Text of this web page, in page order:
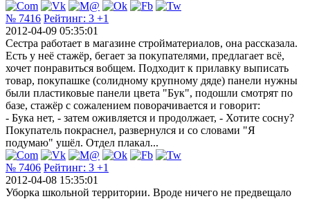
№ 7416 Рейтинг: 3 +1
2012-04-09 05:35:01
Сестра работает в магазине стройматериалов, она рассказала.
Есть у неё стажёр, бегает за покупателями, предлагает всё,
хочет понравиться вобщем. Подходит к прилавку выписать
товар, покупашке (солидному крупному дяде) панели нужны
были пластиковые панели цвета "Бук", подошли смотрят по
базе, стажёр с сожалением поворачивается и говорит:
- Бука нет, - затем оживляется и продолжает, - Хотите сосну?
Покупатель покраснел, развернулся и со словами "Я
подумаю" ушёл. Отдел плакал...
№ 7406 Рейтинг: 3 +1
2012-04-08 15:35:01
Уборка школьной территории. Вроде ничего не предвещало